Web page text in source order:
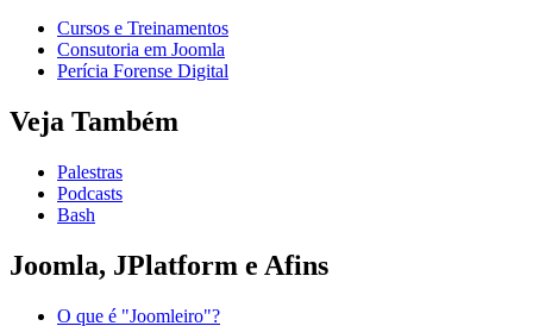
Cursos e Treinamentos
Consutoria em Joomla
Perícia Forense Digital
Veja Também
Palestras
Podcasts
Bash
Joomla, JPlatform e Afins
O que é "Joomleiro"?